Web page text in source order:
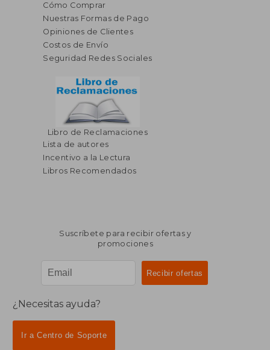
Cómo Comprar
Nuestras Formas de Pago
Opiniones de Clientes
Costos de Envío
Seguridad Redes Sociales
Libro de Reclamaciones
Lista de autores
Incentivo a la Lectura
Libros Recomendados
Suscríbete para recibir ofertas y
promociones
¿Necesitas ayuda?
Ir a Centro de Soporte